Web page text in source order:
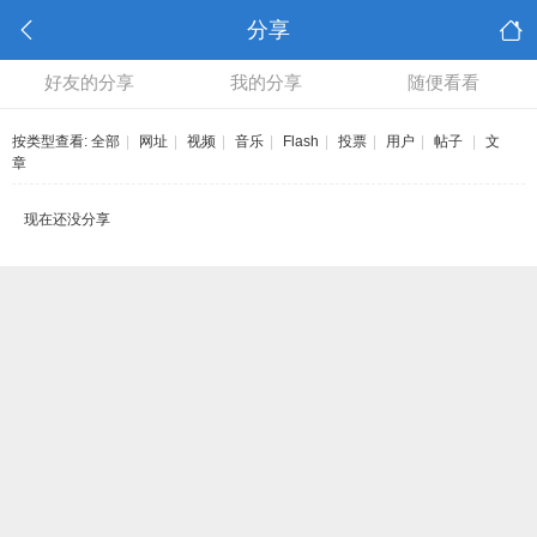
分享
好友的分享 我的分享 随便看看
按类型查看: 全部 网址 视频 音乐 Flash 投票 用户 帖子
文
章
现在还没分享